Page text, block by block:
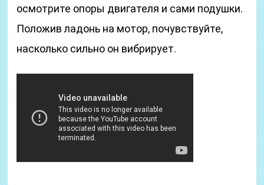
осмотрите опоры двигателя и сами подушки.
Положив ладонь на мотор, почувствуйте,
насколько сильно он вибрирует.